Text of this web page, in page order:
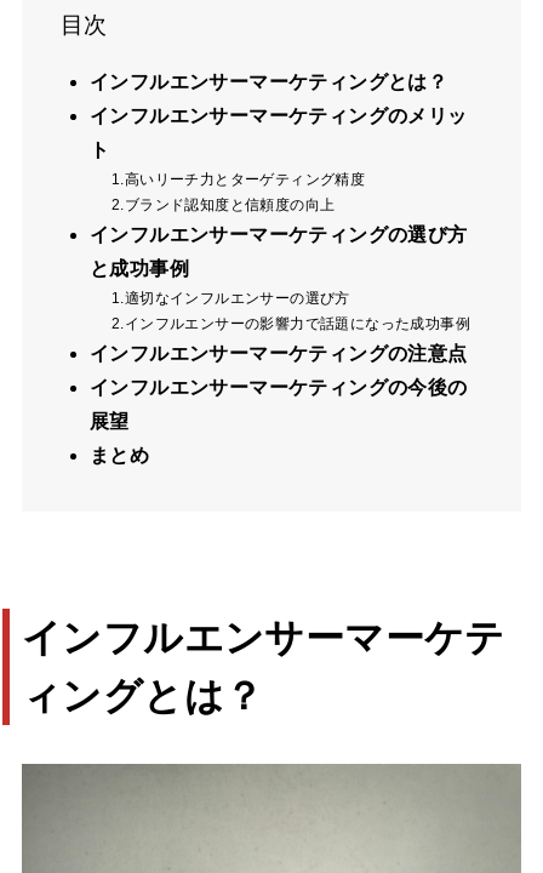
目次
インフルエンサーマーケティングとは？
インフルエンサーマーケティングのメリッ
ト
1.高いリーチ力とターゲティング精度
2.ブランド認知度と信頼度の向上
インフルエンサーマーケティングの選び方
と成功事例
1.適切なインフルエンサーの選び方
2.インフルエンサーの影響力で話題になった成功事例
インフルエンサーマーケティングの注意点
インフルエンサーマーケティングの今後の
展望
まとめ
インフルエンサーマーケテ
ィングとは？